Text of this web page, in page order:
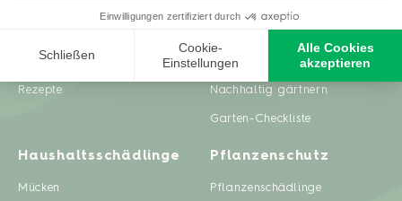
Zero Waste & DIY
Rezepte
Pflanzenpflege
Rasenpflege
Nachhaltig gärtnern
Garten-Checkliste
Haushaltsschädlinge
Mücken
Pflanzenschutz
Pflanzenschädlinge